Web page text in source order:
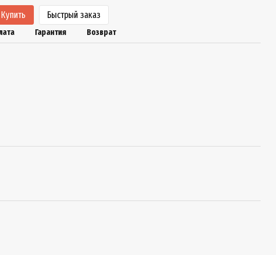
Купить Быстрый заказ
Гарантия Возврат